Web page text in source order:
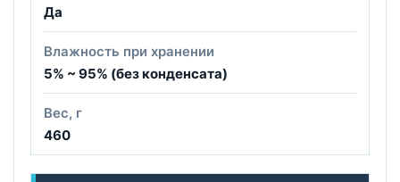
Да
Влажность при хранении
5% ~ 95% (без конденсата)
Вес, г
460